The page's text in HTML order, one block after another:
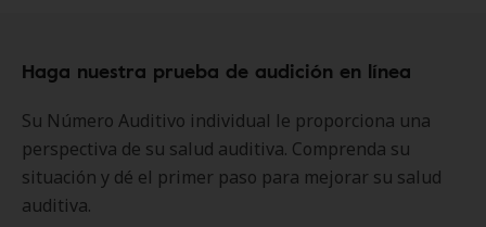
Haga nuestra prueba de audición en línea
Su Número Auditivo individual le proporciona una
perspectiva de su salud auditiva. Comprenda su
situación y dé el primer paso para mejorar su salud
auditiva.